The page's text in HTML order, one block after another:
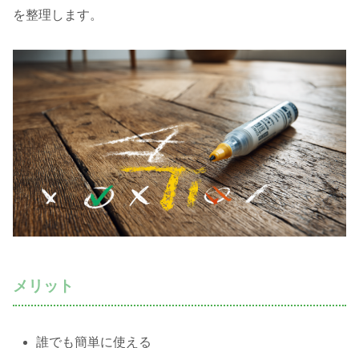
を整理します。
メリット
誰でも簡単に使える